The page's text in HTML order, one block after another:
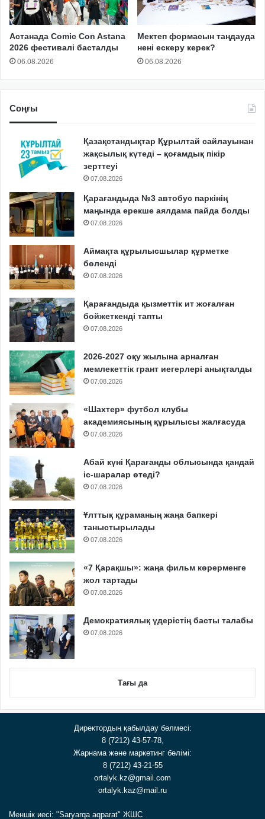
Астанада Comic Con Astana
2026 фестивалі басталды
06.08.2026
Мектеп формасын таңдауда
нені ескеру керек?
06.08.2026
Соңғы
Қазақстандықтар Құрылтай сайлауынан
жақсылық күтеді – қоғамдық пікір
зерттеуі
07.08.2026
Қарағандыда №3 автобус паркінің
маңында ерекше аялдама пайда болды
07.08.2026
Аймақта құрылысшылар құрметке
бөленді
07.08.2026
Қарағандыда қызметтік ит жоғалған
бойжеткенді тапты
07.08.2026
2026-2027 оқу жылына арналған
мемлекеттік грант иегерлері анықталды
07.08.2026
«Шахтер» футбол клубы
академиясының құрылысы жалғасуда
07.08.2026
Абай күні Қарағанды облысында қандай
іс-шаралар өтеді?
07.08.2026
Ұлттық құраманың жаңа бапкері
таныстырылады
07.08.2026
«7 Қарақшы»: жаңа фильм көрерменге
жол тартады
07.08.2026
Демократиялық үдерістің басты талабы
07.08.2026
Тағы да
Директордың қабылдау бөлмесі:
8 (7212) 43-57-78,
Жарнама және маркетинг бөлімі:
8 (7212) 43-21-55
ortalyk.kz@gmail.com
ortalyk.kaz@mail.ru
Меншік иесі: "Saryarqa aqparat" ЖШС